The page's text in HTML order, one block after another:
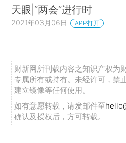
天眼|“两会”进行时
2021年03月06日 APP打开
财新网所刊载内容之知识产权为
专属所有或持有。未经许可，禁
建立镜像等任何使用。
如有意愿转载，请发邮件至
确认及授权后，方可转载。